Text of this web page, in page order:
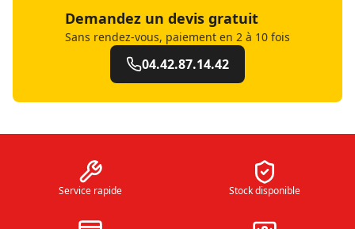
Demandez un devis gratuit
Sans rendez-vous, paiement en 2 à 10 fois
04.42.87.14.42
Service rapide Stock disponible